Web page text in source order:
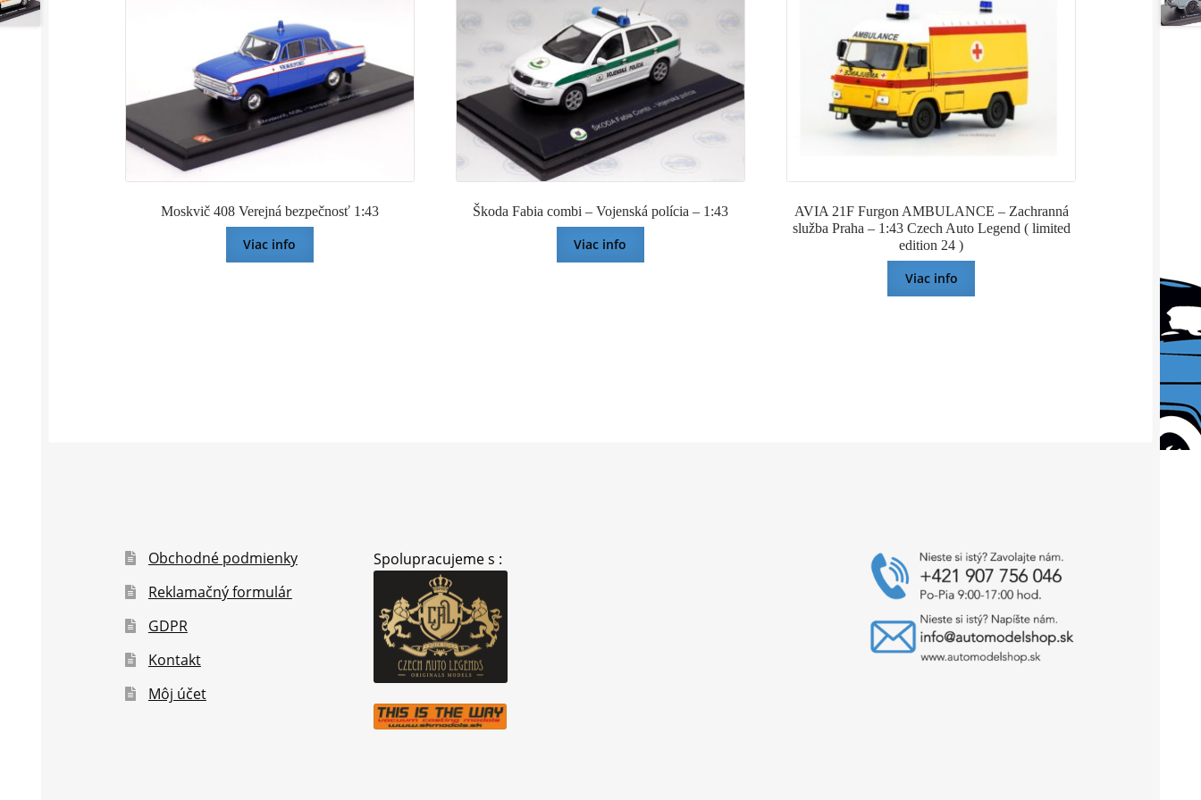
1987
-
1:43
GREENLIGHT
Moskvič 408 Verejná bezpečnosť 1:43
Viac info
Škoda Fabia combi – Vojenská polícia – 1:43
Viac info
AVIA 21F Furgon AMBULANCE – Zachranná
služba Praha – 1:43 Czech Auto Legend ( limited
edition 24 )
Viac info
Obchodné podmienky
Reklamačný formulár
GDPR
Kontakt
Môj účet
Spolupracujeme s :